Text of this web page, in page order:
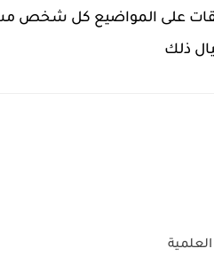
على المواضيع كل شخص
ذلك